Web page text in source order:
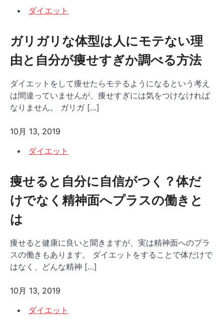
ダイエット
ガリガリな体型は人にモテない理
由と自分が痩せすぎか調べる方法
ダイエットをして痩せたらモテるようになるという考え
は間違っていませんが、痩せすぎには気をつけなければ
なりません。 ガリガ […]
10月 13, 2019
ダイエット
痩せると自分に自信がつく？体だ
けでなく精神面へプラスの働きと
は
痩せると健康に良いと聞きますが、実は精神面へのプラ
スの働きもあります。 ダイエットをすることで体だけで
はなく、どんな精神 […]
10月 13, 2019
ダイエット